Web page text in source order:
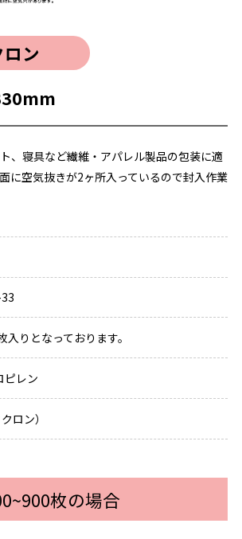
ン
、寝具など繊維・アパレル製品の包装に適
に空気抜きが2ヶ所入っているので封入作業
入りとなっております。
ピレン
ロン）
枚の場合